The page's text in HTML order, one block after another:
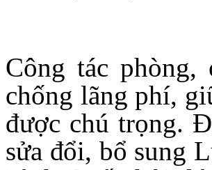
Công tác phòng,
chống lãng phí,
được chú trọng.
sửa đổi, bổ sung